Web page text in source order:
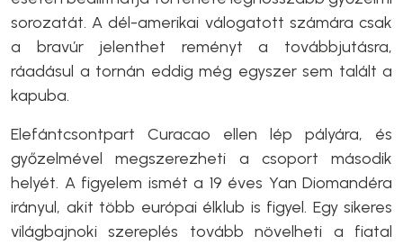
sorozatát. A dél-amerikai válogatott számára csak
a bravúr jelenthet reményt a továbbjutásra,
ráadásul a tornán eddig még egyszer sem talált a
kapuba.
Elefántcsontpart Curacao ellen lép pályára, és
győzelmével megszerezheti a csoport második
helyét. A figyelem ismét a 19 éves Yan Diomandéra
irányul, akit több európai élklub is figyel. Egy sikeres
világbajnoki szereplés tovább növelheti a fiatal